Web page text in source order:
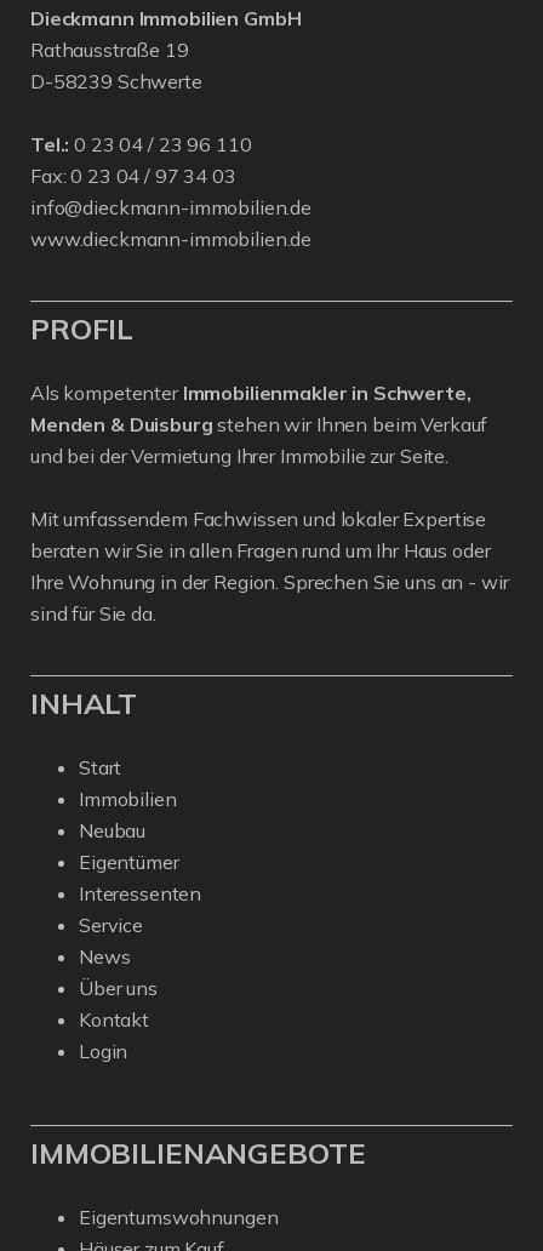
Dieckmann Immobilien GmbH
Rathausstraße 19
D-58239 Schwerte
Tel.: 0 23 04 / 23 96 110
Fax: 0 23 04 / 97 34 03
info@dieckmann-immobilien.de
www.dieckmann-immobilien.de
PROFIL
Als kompetenter Immobilienmakler in Schwerte,
Menden & Duisburg stehen wir Ihnen beim Verkauf
und bei der Vermietung Ihrer Immobilie zur Seite.
Mit umfassendem Fachwissen und lokaler Expertise
beraten wir Sie in allen Fragen rund um Ihr Haus oder
Ihre Wohnung in der Region. Sprechen Sie uns an - wir
sind für Sie da.
INHALT
Start
Immobilien
Neubau
Eigentümer
Interessenten
Service
News
Über uns
Kontakt
Login
IMMOBILIENANGEBOTE
Eigentumswohnungen